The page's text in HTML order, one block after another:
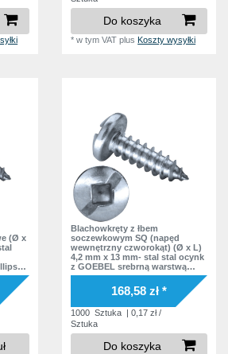
Do koszyka
*w tym VAT plusKoszty wysyłki
(Ø x
Blachowkręty z łbem
soczewkowym SQ (napęd
wewnętrzny czworokąt) (Ø x L)
4,2 mm x 13 mm- stal stal ocynk
z GOEBEL srebrną warstwą
soczewkowy nacięcie /
czworokąt wewnątrz Podkładka
bez podkładki168,58 zł *
1000 Sztuka | 0,17 zł /
Sztuka
Do koszyka